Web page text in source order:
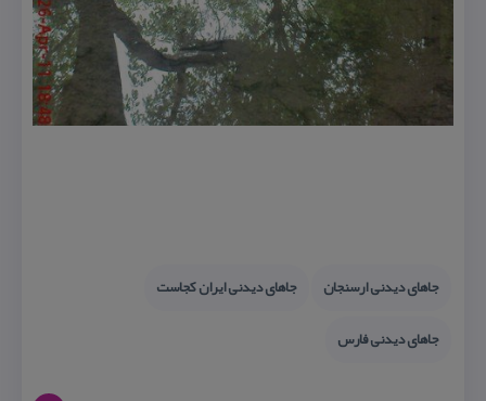
جاهای دیدنی ارسنجان
جاهای دیدنی ایران كجاست
جاهای دیدنی فارس